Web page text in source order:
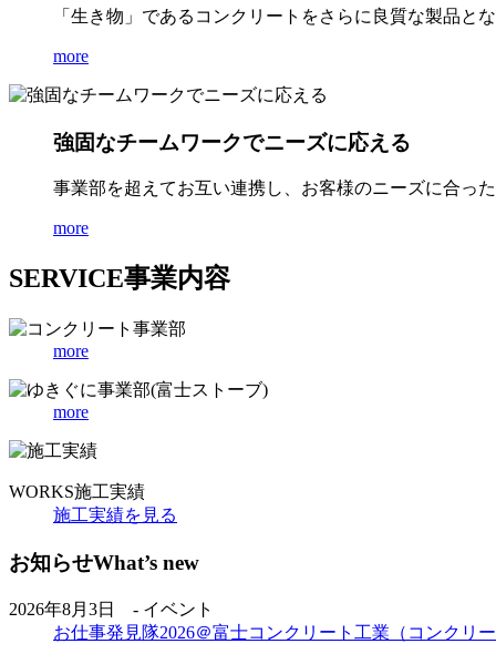
「生き物」であるコンクリートをさらに良質な製品と
more
強固なチームワークでニーズに応える
事業部を超えてお互い連携し、お客様のニーズに合っ
more
SERVICE事業内容
more
more
WORKS施工実績
施工実績を見る
お知らせWhat’s new
2026年8月3日 - イベント
お仕事発見隊2026＠富士コンクリート工業（コンクリー